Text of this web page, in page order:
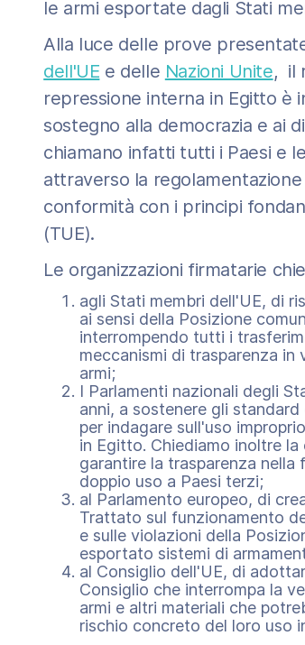
le armi esportate dagli Stati
Alla luce delle prove
dell'UE e delle Nazioni Unite, il
repressione interna in Egitto è
sostegno alla democrazia e ai
chiamano infatti tutti i Paesi e
attraverso la
conformità con i principi
(TUE).
Le organizzazioni firmatarie
agli Stati membri dell'UE, di
ai sensi della Posizione
interrompendo tutti i
meccanismi di trasparenza
armi;
I Parlamenti nazionali degli
anni, a sostenere gli
per indagare sull'uso
in Egitto. Chiediamo inoltre
garantire la trasparenza
doppio uso a Paesi terzi;
al Parlamento europeo, di
Trattato sul funzionamento
e sulle violazioni della
esportato sistemi di
al Consiglio dell'UE, di
Consiglio che interrompa la
armi e altri materiali che
rischio concreto del loro uso